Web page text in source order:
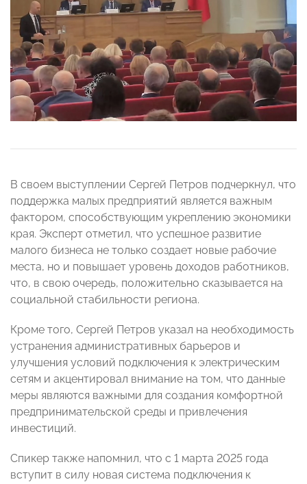
В своем выступлении Сергей Петров подчеркнул, что
поддержка малых предприятий является важным
фактором, способствующим укреплению экономики
края. Эксперт отметил, что успешное развитие
малого бизнеса не только создает новые рабочие
места, но и повышает уровень доходов работников,
что, в свою очередь, положительно сказывается на
социальной стабильности региона.
Кроме того, Сергей Петров указал на необходимость
устранения административных барьеров и
улучшения условий подключения к электрическим
сетям и акцентировал внимание на том, что данные
меры являются важными для создания комфортной
предпринимательской среды и привлечения
инвестиций.
Спикер также напомнил, что с 1 марта 2025 года
вступит в силу новая система подключения к